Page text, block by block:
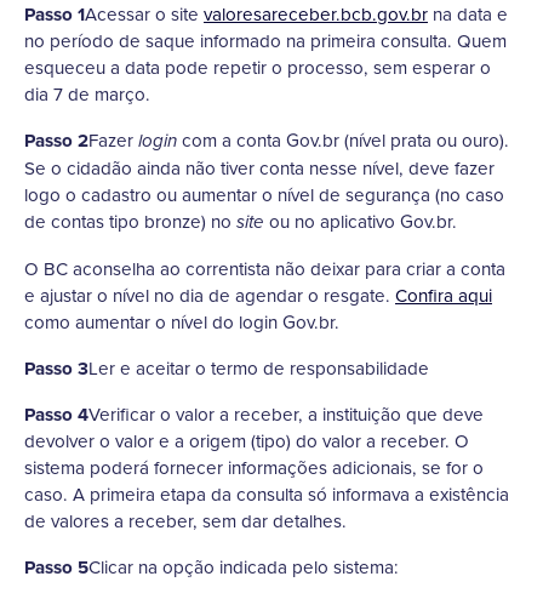
Passo 1Acessar o site valoresareceber.bcb.gov.br na data e
no período de saque informado na primeira consulta. Quem
esqueceu a data pode repetir o processo, sem esperar o
dia 7 de março.
Passo 2Fazer login com a conta Gov.br (nível prata ou ouro).
Se o cidadão ainda não tiver conta nesse nível, deve fazer
logo o cadastro ou aumentar o nível de segurança (no caso
de contas tipo bronze) no site ou no aplicativo Gov.br.
O BC aconselha ao correntista não deixar para criar a conta
e ajustar o nível no dia de agendar o resgate. Confira aqui
como aumentar o nível do login Gov.br.
Passo 3Ler e aceitar o termo de responsabilidade
Passo 4Verificar o valor a receber, a instituição que deve
devolver o valor e a origem (tipo) do valor a receber. O
sistema poderá fornecer informações adicionais, se for o
caso. A primeira etapa da consulta só informava a existência
de valores a receber, sem dar detalhes.
Passo 5Clicar na opção indicada pelo sistema: